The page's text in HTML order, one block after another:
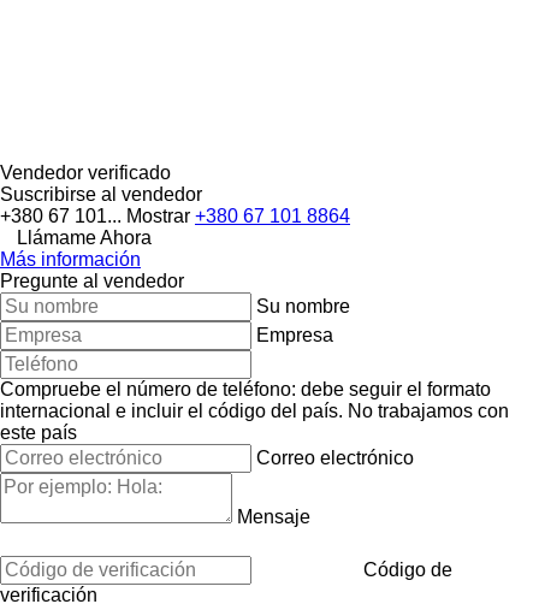
Vendedor verificado
Suscribirse al vendedor
+380 67 101... Mostrar +380 67 101 8864
Llámame Ahora
Más información
Pregunte al vendedor
Su nombre
Empresa
Compruebe el número de teléfono: debe seguir el formato
internacional e incluir el código del país. No trabajamos con
este país
Correo electrónico
Mensaje
Código de
verificación